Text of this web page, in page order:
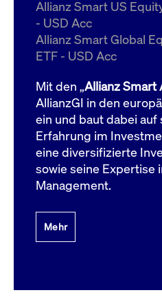
Allianz Smart US
- USD Acc
Allianz Smart Global
ETF - USD Acc
Mit den „Allianz Smart
AllianzGI in den
ein und baut dabei auf
Erfahrung im
eine diversifizierte
sowie seine Expertise
Management.
Mehr
ApplicationGatewayAffinityCORS